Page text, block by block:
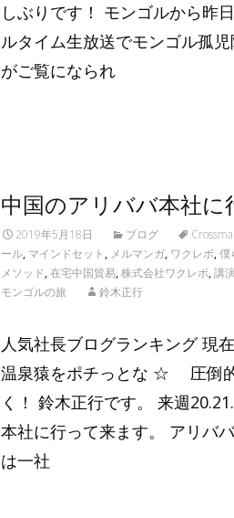
しぶりです！ モンゴルから昨
ルタイム生放送でモンゴル孤
がご覧になられ
中国のアリババ本社に
2019年5月18日 ブログ
ール, マインドセット , メルマンガ, ワクレボ,僕
メソッド,在宅中国貿易,株式会社ワクレボ,講
モンゴルの旅
鈴木正行
人気社長ブログランキング 現
温泉猿をポチっとな ☆ 圧倒
く！ 鈴木正行です。 来週
本社に行って来ます。 アリバ
は一社